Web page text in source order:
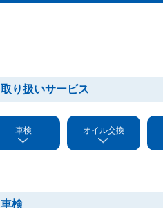
取り扱いサービス
車検 オイル交換
車検